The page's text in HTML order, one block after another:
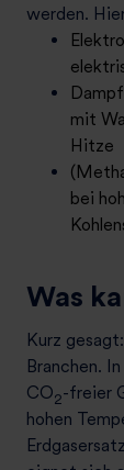
werden.
mit
Hitze
bei
Was
Kurz
Branchen.
CO2-freier
hohen